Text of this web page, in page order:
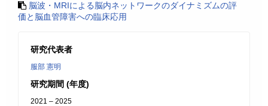
脳波・MRIによる脳内ネットワークのダイナミズムの評
価と脳血管障害への臨床応用
研究代表者
服部 憲明
研究期間 (年度)
2021 – 2025